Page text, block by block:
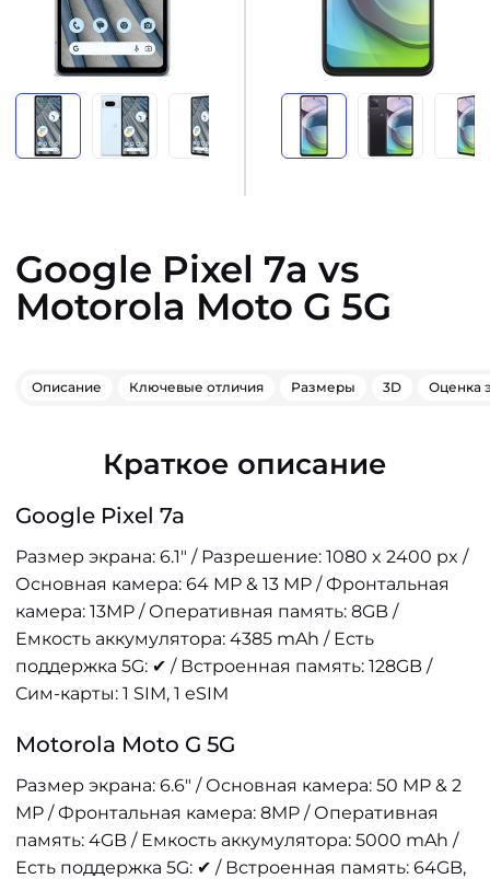
Google Pixel 7a vs
Motorola Moto G 5G
Описание Ключевые отличия Размеры 3D Оценка
Краткое описание
Google Pixel 7a
Размер экрана: 6.1" / Разрешение: 1080 x 2400 px /
Основная камера: 64 MP & 13 MP / Фронтальная
камера: 13MP / Оперативная память: 8GB /
Емкость аккумулятора: 4385 mAh / Есть
поддержка 5G: ✔ / Встроенная память: 128GB /
Сим-карты: 1 SIM, 1 eSIM
Motorola Moto G 5G
Размер экрана: 6.6" / Основная камера: 50 MP & 2
MP / Фронтальная камера: 8MP / Оперативная
память: 4GB / Емкость аккумулятора: 5000 mAh /
Есть поддержка 5G: ✔ / Встроенная память: 64GB,